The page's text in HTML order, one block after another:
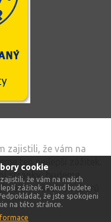
cookie
že vám na našich
zážitek. Pokud budete
že jste spokojeni
na této stránce.
zajistili, že vám na
ten nejlepší zážitek.
stránky, budeme
všech souborů